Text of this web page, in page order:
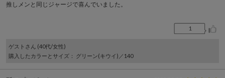
推しメンと同じジャージで喜んでいました。
1
ゲスト さん (40代/女性)
購入したカラーとサイズ ： グリーン(キウイ)／140